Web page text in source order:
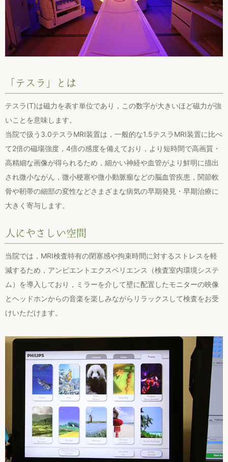
「テスラ」とは
テスラ(T)は磁力を表す単位であり，この数字が大きいほど磁力が強
いことを意味します。
当院で扱う3.0テスラMRI装置は，一般的な1.5テスラMRI装置に比べ
て2倍の磁場強度，4倍の感度を備えており，より短時間で高画質・
高精細な画像が得られるため，細かい神経や血管がより鮮明に描出
され微小ながん，微小梗塞や微小動脈瘤などの脳血管疾患，関節軟
骨や靭帯の細部の変性などさまざまな病気の早期発見・早期治療に
大きく寄与します。
人にやさしい空間
当院では，MRI検査特有の閉塞感や拘束時間に対するストレスを軽
減するため，アンビエントエクスペリエンス（検査室内環境システ
ム）を導入しており，ミラーを介して壁に配置したモニターの映像
とヘッドホンからの音楽を楽しみながらリラックスして検査をお受
けいただけます。